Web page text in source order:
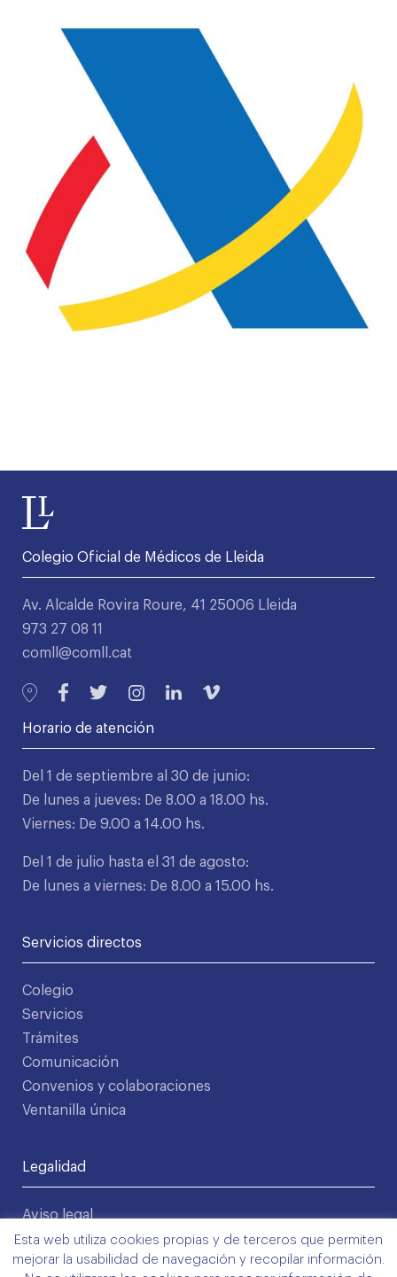
Colegio Oficial de Médicos de Lleida
Av. Alcalde Rovira Roure, 41 25006 Lleida
973 27 08 11
comll@comll.cat
Horario de atención
Del 1 de septiembre al 30 de junio:
De lunes a jueves: De 8.00 a 18.00 hs.
Viernes: De 9.00 a 14.00 hs.
Del 1 de julio hasta el 31 de agosto:
De lunes a viernes: De 8.00 a 15.00 hs.
Servicios directos
Colegio
Servicios
Trámites
Comunicación
Convenios y colaboraciones
Ventanilla única
Legalidad
Aviso legal
Política de privacidad
Condiciones de uso
Esta web utiliza cookies propias y de terceros que permiten
mejorar la usabilidad de navegación y recopilar información.